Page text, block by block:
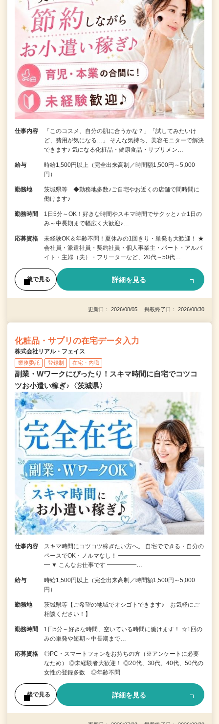
仕事内容
「このコスメ、自分の肌に合うかな？」「試してみたいけ
ど、費用が気になる…」 そんな気持ち、美容モニターで解決
できます♪ 気になる化粧品・健康食品・サプリメン…
給与
時給1,500円以上（完全出来高制／時間額1,500円～5,000
円）
勤務地
茨城県等 ◆勤務地多数♪ご自宅やお近くの店舗で間時間に
働けます♪
勤務時間
1日5分～OK！好きな時間やスキマ時間でサクッと♪ ☆1日の
み～中長期まで幅広く大歓迎♪…
応募資格
未経験OK＆年齢不問！夏休みの1回きり・単発も大歓迎！ ★
会社員・派遣社員・契約社員・個人事業主・パート・アルバ
イト・主婦（夫）・フリーターなど、20代～50代…
後で見る 詳細を見る
更新日： 2026/08/05 掲載終了日： 2026/08/30
化粧品・サプリの在宅データ入力
株式会社リアル・フェイス
業務委託 登録制 在宅・内職
副業・Wワークにぴったり！スキマ時間に自宅でコツコ
ツお小遣い稼ぎ♪〈茨城県〉
仕事内容
スキマ時間にコツコツ稼ぎたい方へ。 自宅でできる・自分の
ペースでOK・ノルマなし！ ━━━━━━━━━━━━━━
━ ▼ こんなお仕事です ━━━━━…
給与
時給1,500円以上（完全出来高制／時間額1,500円～5,000
円）
勤務地
茨城県等【ご希望の地域でオシゴトできます♪ お気軽にご
相談ください！】
勤務時間
1日5分～好きな時間、空いている時間に働けます！ ☆1回の
みの単発や短期～中長期まで…
応募資格
◎PC・スマートフォンをお持ちの方（※アンケートに必要
なため） ◎未経験者大歓迎！ ◎20代、30代、40代、50代の
女性の登録多数 ◎年齢不問
後で見る 詳細を見る